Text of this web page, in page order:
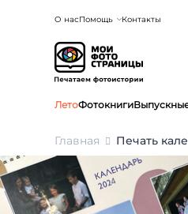
О насПомощь Контакты
ЛетоФотокниги
Главная Печать